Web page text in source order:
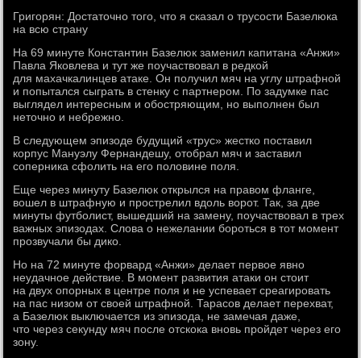
Григорян: Достаточно того, что я сказал о трусости Базелюка
на всю страну
На 69 минуте Константин Базелюк заменил капитана «Анжи»
Павла Яковлева и тут же поучаствовал в редкой
для махачкалинцев атаке. Он получил мяч на углу штрафной
и попытался сыграть в стенку с партнером. По задумке пас
выглядел интересным и обостряющим, но выполнен был
неточно и небрежно.
В следующем эпизоде будущий «трус» жестко поставил
корпус Мануэлу Фернандешу, отобрал мяч и заставил
соперника сфолить на его половине поля.
Еще через минуту Базелюк открылся на правом фланге,
вошел в штрафную и прострелил вдоль ворот. Так, за две
минуты футболист, вышедший на замену, поучаствовал в трех
важных эпизодах. Слова о нежелании бороться в тот момент
прозвучали бы дико.
Но на 72 минуте форвард «Анжи» делает первое явно
неудачное действие. В момент развития атаки он стоит
на двух опорных в центре поля и не успевает среагировать
на пас низом от своей штрафной. Тарасов делает перехват,
а Базелюк выключается из эпизода, не замечая даже,
что через секунду мяч после отскока вновь пройдет через его
зону.